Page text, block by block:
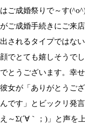
ご成婚祭りで～す(^o^)
ご成婚手続きにご来
されるタイプではな
でとても嬉しそうで
とうございます。幸
女が 「ありがとうご
です」
とビックリ発言
～Σ(´∀｀；)」
と声を